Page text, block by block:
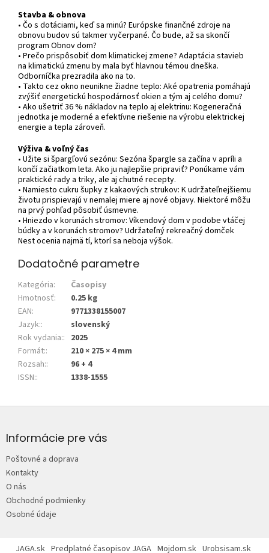
Stavba & obnova
• Čo s dotáciami, keď sa minú? Európske finančné zdroje na
obnovu budov sú takmer vyčerpané. Čo bude, až sa skončí
program Obnov dom?
• Prečo prispôsobiť dom klimatickej zmene? Adaptácia stavieb
na klimatickú zmenu by mala byť hlavnou témou dneška.
Odborníčka prezradila ako na to.
• Takto cez okno neunikne žiadne teplo: Aké opatrenia pomáhajú
zvýšiť energetickú hospodárnosť okien a tým aj celého domu?
• Ako ušetriť 36 % nákladov na teplo aj elektrinu: Kogeneračná
jednotka je moderné a efektívne riešenie na výrobu elektrickej
energie a tepla zároveň.
Výživa & voľný čas
• Užite si špargľovú sezónu: Sezóna špargle sa začína v apríli a
končí začiatkom leta. Ako ju najlepšie pripraviť? Ponúkame vám
praktické rady a triky, ale aj chutné recepty.
• Namiesto cukru šupky z kakaových strukov: K udržateľnejšiemu
životu prispievajú v nemalej miere aj nové objavy. Niektoré môžu
na prvý pohľad pôsobiť úsmevne.
• Hniezdo v korunách stromov: Víkendový dom v podobe vtáčej
búdky a v korunách stromov? Udržateľný rekreačný domček
Nest ocenia najmä tí, ktorí sa neboja výšok.
Dodatočné parametre
Kategória:
Časopisy
Hmotnosť:
0.25 kg
EAN:
9771338155007
Jazyk::
slovenský
Rok vydania:: 2025
Formát::
210 × 275 × 4 mm
Rozsah::
96 + 4
ISSN:: 1338-1555
p
e
Informácie pre vás
Poštovné a doprava
Kontakty
O nás
Obchodné podmienky
Osobné údaje
JAGA.sk Predplatné časopisov JAGA Mojdom.sk Urobsisam.sk